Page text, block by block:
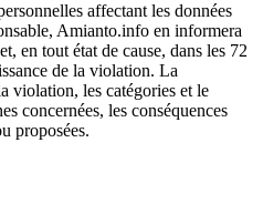
affectant les données
Amianto.info en informera
en tout état de cause, dans les 72
de la violation. La
violation, les catégories et le
concernées, les conséquences
proposées.